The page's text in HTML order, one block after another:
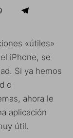
«útiles»
iPhone, se
Si ya hemos
o
ahora le
aplicación
útil.